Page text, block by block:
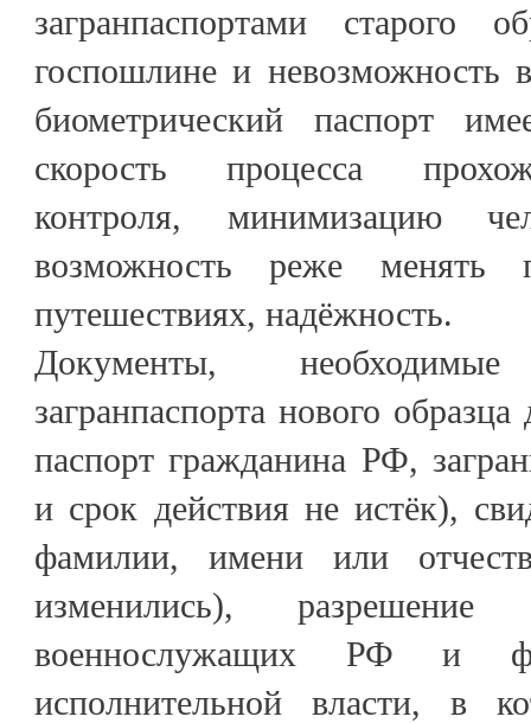
загранпаспортами старого
госпошлине и невозможность
биометрический паспорт
скорость процесса
контроля, минимизацию
возможность реже менять
путешествиях, надёжность.
Документы,
загранпаспорта нового
паспорт гражданина РФ,
и срок действия не истёк),
фамилии, имени или
изменились), разрешение
военнослужащих РФ и
исполнительной власти, в